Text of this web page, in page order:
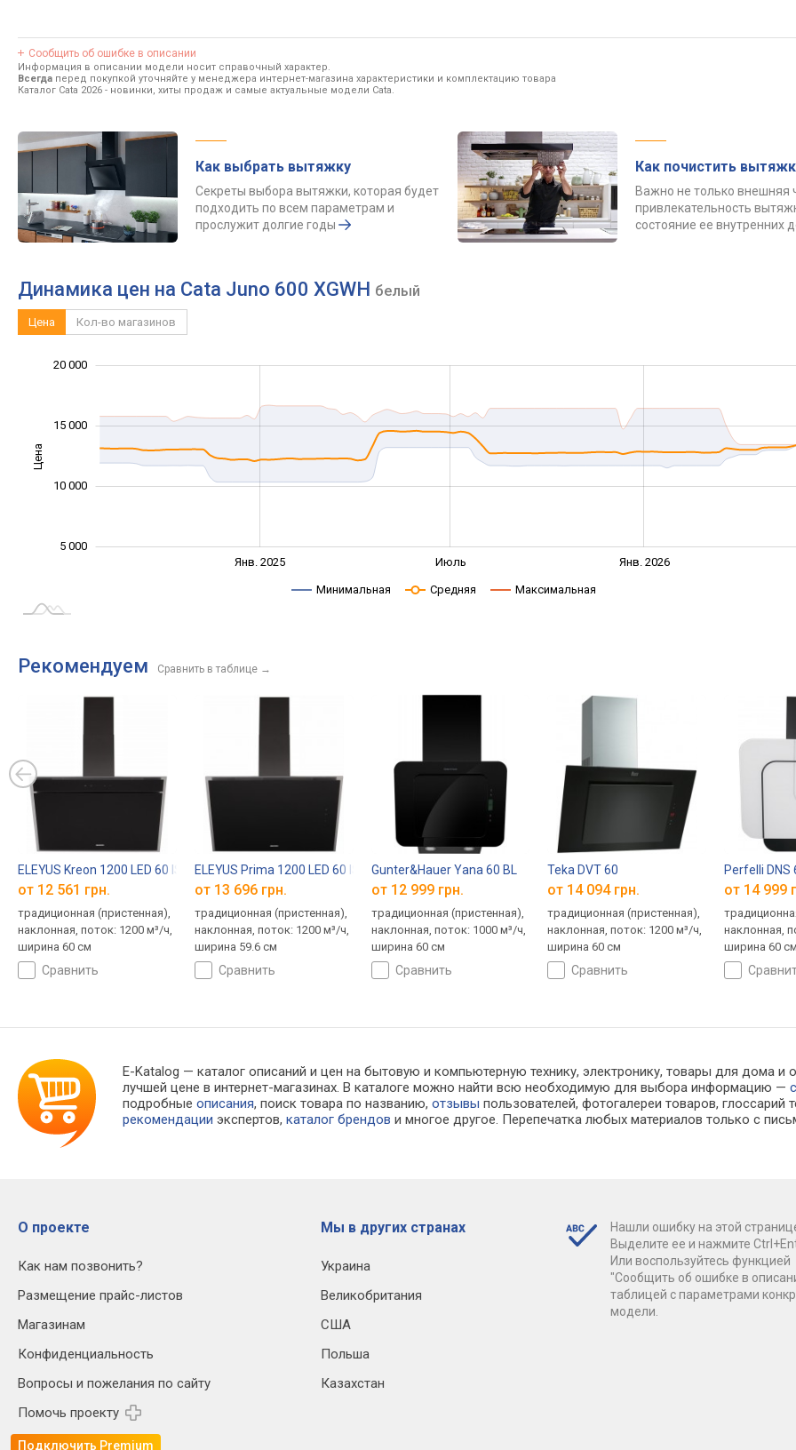
Сообщить об ошибке в описании
Информация в описании модели носит справочный характер.
Всегда перед покупкой уточняйте у менеджера интернет-магазина характеристики и комплектацию товара
Каталог Cata 2026 - новинки, хиты продаж и самые актуальные модели Cata.
Как выбрать вытяжку
Секреты выбора вытяжки, которая будет
подходить по всем параметрам и
прослужит долгие годы
Как почистить
Важно не только внешняя
привлекательность
состояние ее внутренних
Динамика цен на Cata Juno 600 XGWH белый
Цена Кол-во магазинов
Цена
10 000
20 000
15 000
5 000
Янв. 2025 Июль Янв. 2026
Минимальная Средняя Максимальная
Рекомендуем Сравнить в таблице →
ELEYUS Kreon 1200 LED 60 IS+BL
от 12 561 грн.
традиционная (пристенная),
наклонная, поток: 1200 м³/ч,
ширина 60 см
сравнить
ELEYUS Prima 1200 LED 60 IS+BL
от 13 696 грн.
традиционная (пристенная),
наклонная, поток: 1200 м³/ч,
ширина 59.6 см
сравнить
Gunter&Hauer Yana 60 BL
от 12 999 грн.
традиционная (пристенная),
наклонная, поток: 1000 м³/ч,
ширина 60 см
сравнить
Teka DVT 60
от 14 094 грн.
традиционная (пристенная),
наклонная, поток: 1200 м³/ч,
ширина 60 см
сравнить
Perfelli DNS
от 14 999
наклонная,
ширина 60
E-Katalog — каталог описаний и цен на бытовую и компьютерную технику, электронику, товары для дома
лучшей цене в интернет-магазинах. В каталоге можно найти всю необходимую для выбора информацию —
подробныеописания, поиск товара по названию,отзывы пользователей, фотогалереи товаров,
рекомендации экспертов,каталог брендов и многое другое. Перепечатка любых материалов только с
О проекте
Как нам позвонить?
Размещение прайс-листов
Магазинам
Конфиденциальность
Вопросы и пожелания по сайту
Помочь проекту
Подключить Premium
Мы в других странах
Украина
Великобритания
США
Польша
Казахстан
Нашли ошибку на этой
Выделите ее и нажмите
Или воспользуйтесь функцией
"Сообщить об ошибке в
таблицей с параметрами
модели.